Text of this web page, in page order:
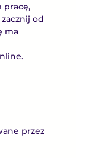
pracę,
od
ma
przez